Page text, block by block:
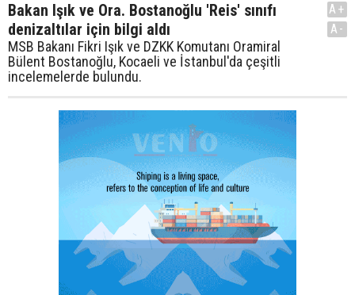
Bakan Işık ve Ora. Bostanoğlu 'Reis' sınıfı
denizaltılar için bilgi aldı
MSB Bakanı Fikri Işık ve DZKK Komutanı Oramiral
Bülent Bostanoğlu, Kocaeli ve İstanbul'da çeşitli
incelemelerde bulundu.
A+
A-